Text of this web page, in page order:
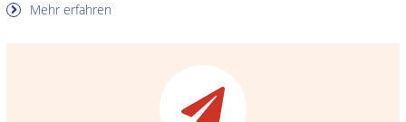
Mehr erfahren